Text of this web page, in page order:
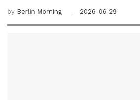
by Berlin Morning 2026-06-29